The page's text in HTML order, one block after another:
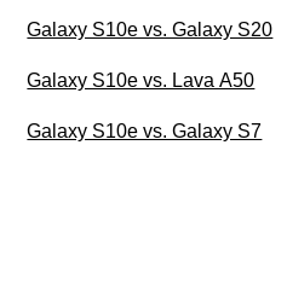
Galaxy S10e vs. Galaxy S20
Galaxy S10e vs. Lava A50
Galaxy S10e vs. Galaxy S7